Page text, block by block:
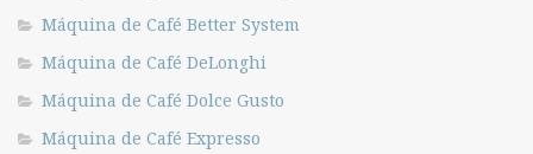
Máquina de Café Better System
Máquina de Café DeLonghi
Máquina de Café Dolce Gusto
Máquina de Café Expresso